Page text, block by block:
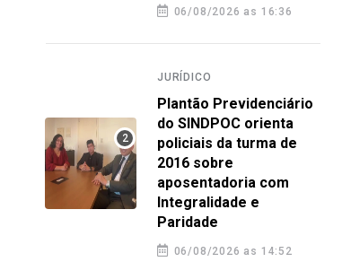
06/08/2026 as 16:36
JURÍDICO
Plantão Previdenciário
do SINDPOC orienta
policiais da turma de
2016 sobre
aposentadoria com
Integralidade e
Paridade
06/08/2026 as 14:52